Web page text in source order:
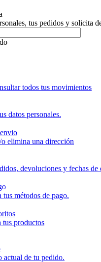
tus pedidos y solicita
todos tus movimientos
datos personales.
elimina una dirección
devoluciones y fechas de
métodos de pago.
tus productos
actual de tu pedido.